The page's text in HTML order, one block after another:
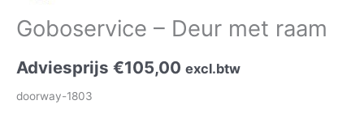
Goboservice – Deur met raam
Adviesprijs €105,00 excl.btw
doorway-1803